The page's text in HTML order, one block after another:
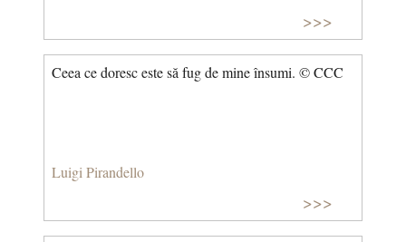
>>>
Ceea ce doresc este să fug de mine însumi. © CCC
Luigi Pirandello
>>>